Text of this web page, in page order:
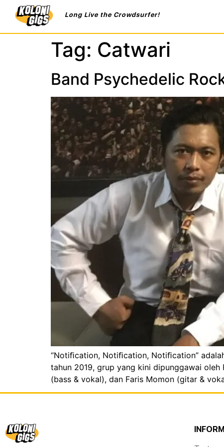
Long Live the Crowdsurfer!
Tag: Catwari
Band Psychedelic
“Notiﬁcation, Notiﬁcation, Notiﬁcation”
tahun 2019, grup yang kini dipunggawai oleh
(bass & vokal), dan Faris Momon (gitar &